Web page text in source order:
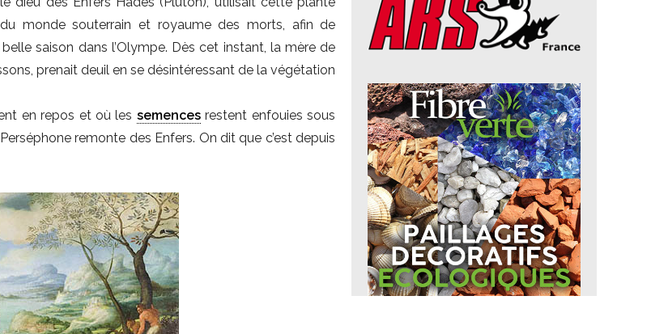
monde souterrain et royaume des morts, afin de
saison dans l’Olympe. Dès cet instant, la mère de
prenait deuil en se désintéressant de la végétation
en repos et où les semencesrestent enfouies sous
remonte des Enfers. On dit que c’est depuis